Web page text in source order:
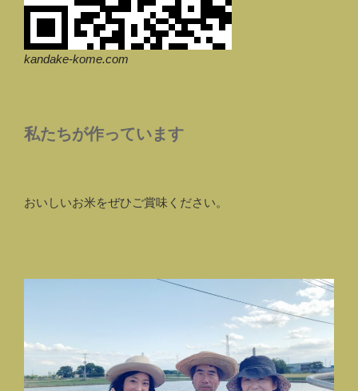
kandake-kome.com
私たちが作っています
おいしいお米をぜひご賞味ください。